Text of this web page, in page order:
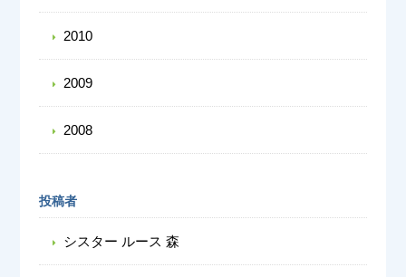
2010
2009
2008
投稿者
シスター ルース 森